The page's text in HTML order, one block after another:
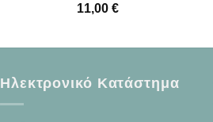
11,00 €
Ηλεκτρονικό Κατάστημα